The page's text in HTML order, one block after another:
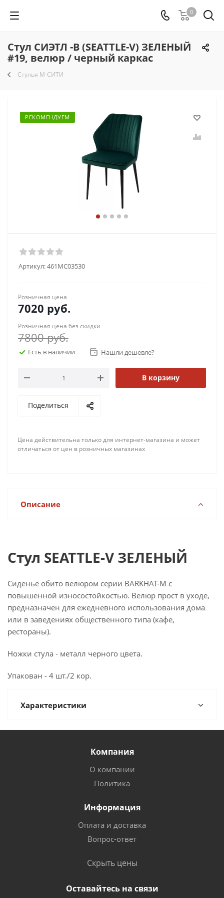
0
Стул СИЭТЛ -В (SEATTLE-V) ЗЕЛЕНЫЙ
#19, велюр / черный каркас
Стулья М-СИТИ
РЕКОМЕНДУЕМ
Артикул:461MC03530
Розничная цена
7020 руб.
Розничная цена без скидки
7800руб.
Есть в наличии Нашли дешевле?
В корзину
Поделиться
Цена действительна только для интернет-магазина и может
отличаться от цен в розничных магазинах
Описание
Стул SEATTLE-V ЗЕЛЕНЫЙ
Сиденье обито велюром серии BARKHAT-M с
повышенной износостойкостью. Велюр прост в уходе,
предназначен для ежедневного использования дома
или в заведениях общественного типа (кафе,
рестораны).
Ножки стула - металл черного цвета.
Упакован - 4 шт./2 кор.
Характеристики
Компания
О компании
Политика
Информация
Оплата и доставка
Вопрос-ответ
Скрыть цены
Оставайтесь на связи